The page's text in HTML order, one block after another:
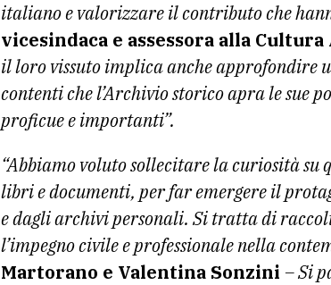
italiano e valorizzare il contributo che
vicesindaca e assessora alla
il loro vissuto implica anche approfondire
contenti che l’Archivio storico apra le sue
proficue e importanti”.
“Abbiamo voluto sollecitare la curiosità su
libri e documenti, per far emergere il
e dagli archivi personali. Si tratta di
l’impegno civile e professionale nella
Martorano e Valentina Sonzini – Si